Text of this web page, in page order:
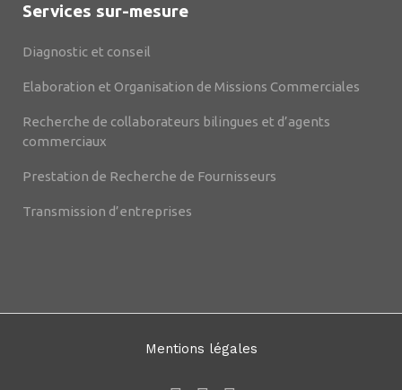
Services sur-mesure
Diagnostic et conseil
Elaboration et Organisation de Missions Commerciales
Recherche de collaborateurs bilingues et d’agents
commerciaux
Prestation de Recherche de Fournisseurs
Transmission d’entreprises
Mentions légales